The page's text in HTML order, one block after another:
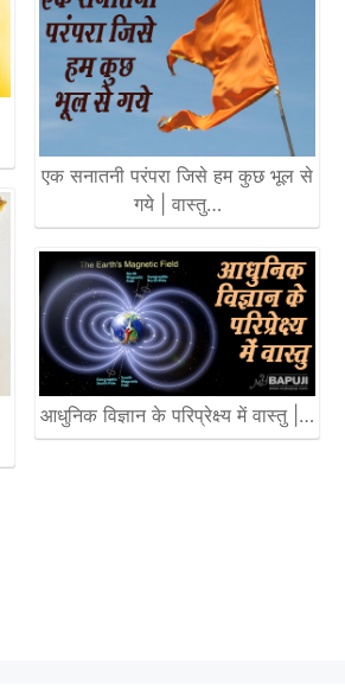
एक सनातनी परंपरा जिसे हम कुछ भूल से
गये | वास्तु…
आधुनिक विज्ञान के परिप्रेक्ष्य में वास्तु |…